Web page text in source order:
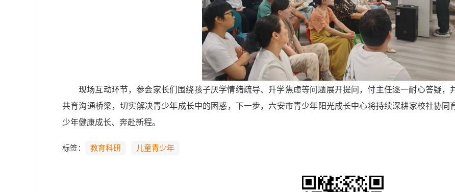
现场互动环节，参会家长们围绕孩子厌学情绪疏导、升学焦虑等问题展开提问，付主任逐一耐心答疑
共育沟通桥梁，切实解决青少年成长中的困惑，下一步，六安市青少年阳光成长中心将持续深耕家校社协
少年健康成长、奔赴新程。
标签： 教育科研 儿童青少年